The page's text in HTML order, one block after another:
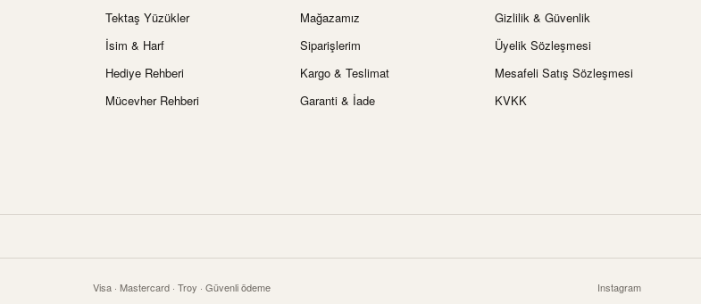
Tektaş Yüzükler
İsim & Harf
Hediye Rehberi
Mücevher Rehberi
Mağazamız
Siparişlerim
Kargo & Teslimat
Garanti & İade
Gizlilik & Güvenlik
Üyelik Sözleşmesi
Mesafeli Satış Sözleşmesi
KVKK
Visa · Mastercard · Troy · Güvenli ödeme Instagram